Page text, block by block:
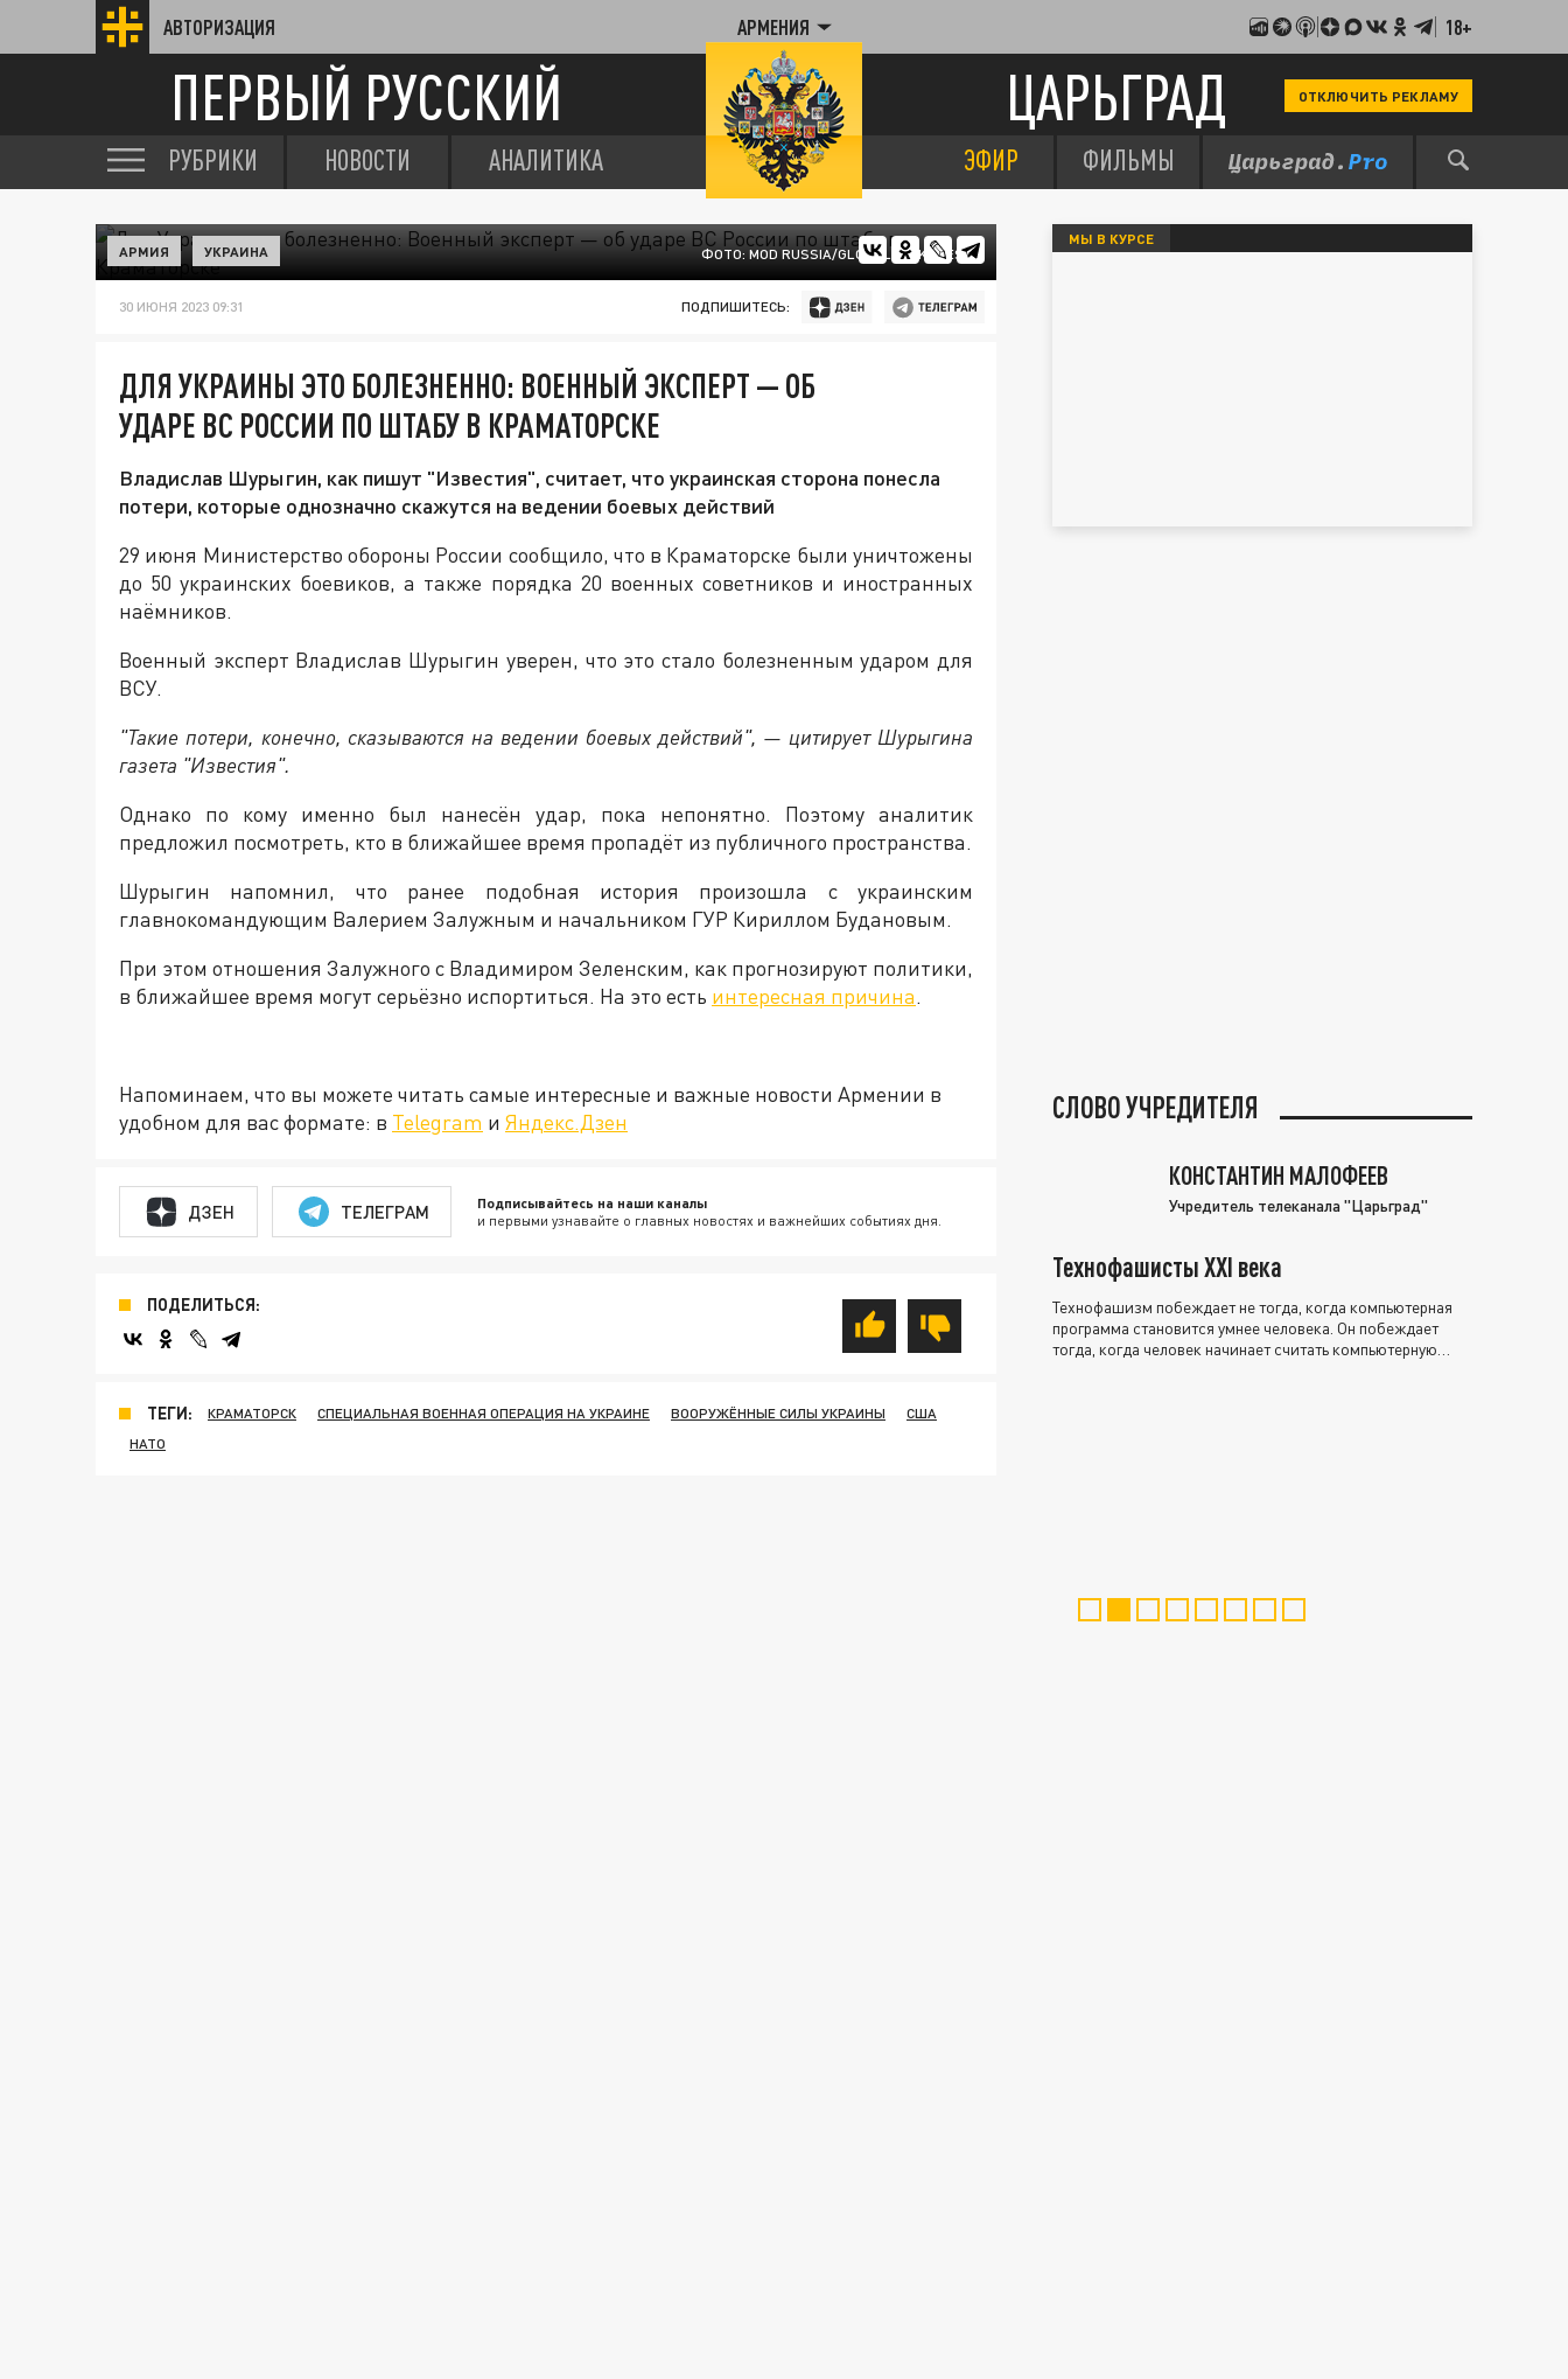
АВТОРИЗАЦИЯ АРМЕНИЯ 18+
ПЕРВЫЙ РУССКИЙ ЦАРЬГРАД ОТКЛЮЧИТЬ РЕКЛАМУ
РУБРИКИ НОВОСТИ АНАЛИТИКА ЭФИР ФИЛЬМЫ
ФОТО: MOD RUSSIA/GLOBALLOOKPRESS
АРМИЯ УКРАИНА
30 ИЮНЯ 2023 09:31 ПОДПИШИТЕСЬ:
ДЛЯ УКРАИНЫ ЭТО БОЛЕЗНЕННО: ВОЕННЫЙ ЭКСПЕРТ — ОБ
УДАРЕ ВС РОССИИ ПО ШТАБУ В КРАМАТОРСКЕ
Владислав Шурыгин, как пишут "Известия", считает, что украинская сторона понесла
потери, которые однозначно скажутся на ведении боевых действий
29 июня Министерство обороны России сообщило, что в Краматорске были уничтожены
до 50 украинских боевиков, а также порядка 20 военных советников и иностранных
наёмников.
Военный эксперт Владислав Шурыгин уверен, что это стало болезненным ударом для
ВСУ.
"Такие потери, конечно, сказываются на ведении боевых действий", — цитирует Шурыгина
газета "Известия".
Однако по кому именно был нанесён удар, пока непонятно. Поэтому аналитик
предложил посмотреть, кто в ближайшее время пропадёт из публичного пространства.
Шурыгин напомнил, что ранее подобная история произошла с украинским
главнокомандующим Валерием Залужным и начальником ГУР Кириллом Будановым.
При этом отношения Залужного с Владимиром Зеленским, как прогнозируют политики,
в ближайшее время могут серьёзно испортиться. На это есть интересная причина.
Напоминаем, что вы можете читать самые интересные и важные новости Армении в
удобном для вас формате: в Telegram и Яндекс.Дзен
ДЗЕН ТЕЛЕГРАМ Подписывайтесь на наши каналы
и первыми узнавайте о главных новостях и важнейших событиях дня.
ПОДЕЛИТЬСЯ:
ТЕГИ: КРАМАТОРСК СПЕЦИАЛЬНАЯ ВОЕННАЯ ОПЕРАЦИЯ НА УКРАИНЕ ВООРУЖЁННЫЕ СИЛЫ УКРАИНЫ
США
НАТО
МЫ В КУРСЕ
СЛОВО УЧРЕДИТЕЛЯ
КОНСТАНТИН МАЛОФЕЕВ
Учредитель телеканала "Царьград"
Технофашисты XXI века
Технофашизм побеждает не тогда, когда компьютерная
программа становится умнее человека. Он побеждает
тогда, когда человек начинает считать компьютерную